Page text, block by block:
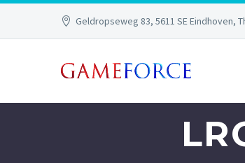
Geldropseweg 83, 5611 SE Eindhoven,